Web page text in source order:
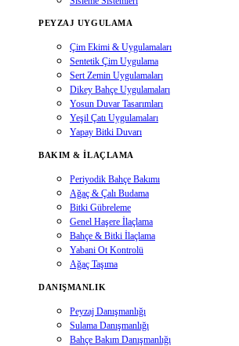
PEYZAJ UYGULAMA
Çim Ekimi & Uygulamaları
Sentetik Çim Uygulama
Sert Zemin Uygulamaları
Dikey Bahçe Uygulamaları
Yosun Duvar Tasarımları
Yeşil Çatı Uygulamaları
Yapay Bitki Duvarı
BAKIM & İLAÇLAMA
Periyodik Bahçe Bakımı
Ağaç & Çalı Budama
Bitki Gübreleme
Genel Haşere İlaçlama
Bahçe & Bitki İlaçlama
Yabani Ot Kontrolü
Ağaç Taşıma
DANIŞMANLIK
Peyzaj Danışmanlığı
Sulama Danışmanlığı
Bahçe Bakım Danışmanlığı